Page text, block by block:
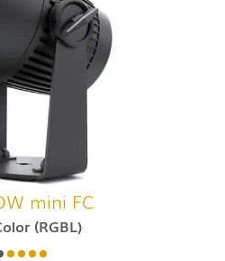
mini FC
(RGBL)